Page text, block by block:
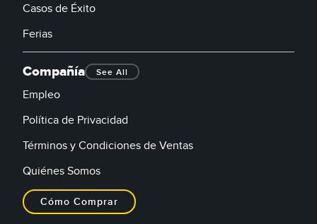
Casos de Éxito
Ferias
Compañía See All
Empleo
Política de Privacidad
Términos y Condiciones de Ventas
Quiénes Somos
Cómo Comprar